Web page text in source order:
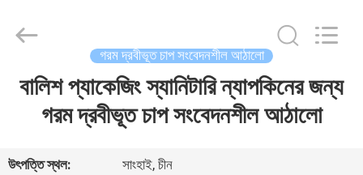
বাড়ি
Adhesive
Products
Reserved.
গরম দ্রবীভূত চাপ সংবেদনশীল আঠালো
বালিশ প্যাকেজিং স্যানিটারি ন্যাপকিনের জন্য
গরম দ্রবীভূত চাপ সংবেদনশীল আঠালো
উৎপত্তি স্থল:
সাংহাই, চীন